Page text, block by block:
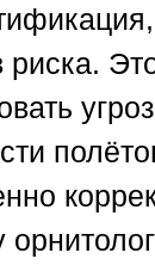
риска.